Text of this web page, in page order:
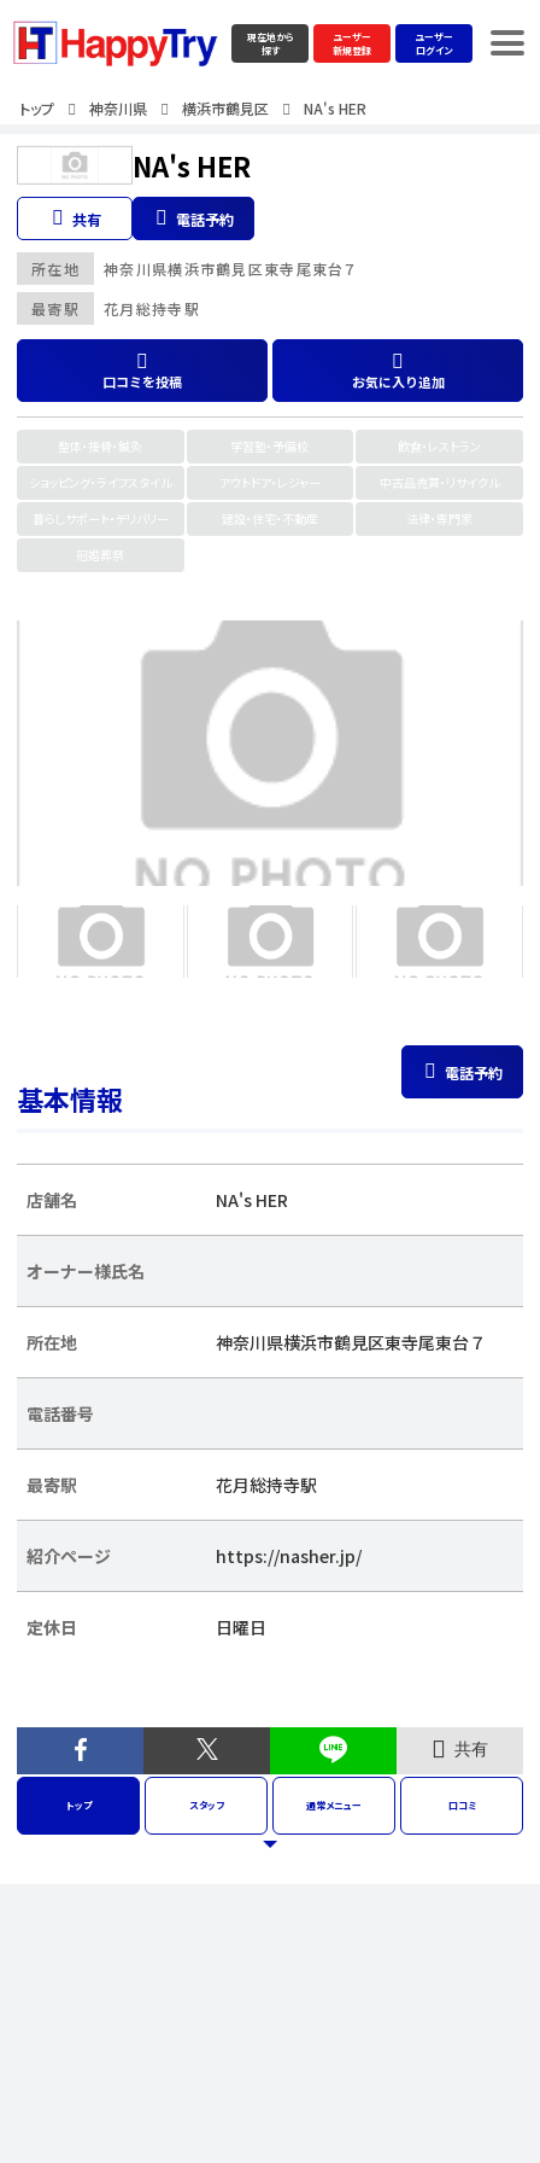
現在地から
探す
ユーザー
新規登録
ユーザー
ログイン
トップ 神奈川県 横浜市鶴見区 NA's HER
NA's HER
共有 電話予約
最寄駅 花月総持寺駅
所在地 神奈川県横浜市鶴見区東寺尾東台７
口コミを投稿 お気に入り追加
整体・接骨・鍼灸 学習塾・予備校
飲食・レストラン
ショッピング・ライフスタイル
アウトドア・レジャー
中古品売買・リサイクル
暮らしサポート・デリバリー
建設・住宅・不動産
法律・専門家
冠婚葬祭
電話予約
基本情報
店舗名 NA's HER
オーナー様氏名
所在地 神奈川県横浜市鶴見区東寺尾東台７
電話番号
最寄駅 花月総持寺駅
紹介ページ https://nasher.jp/
定休日 日曜日
共有
トップ スタッフ 通常メニュー 口コミ